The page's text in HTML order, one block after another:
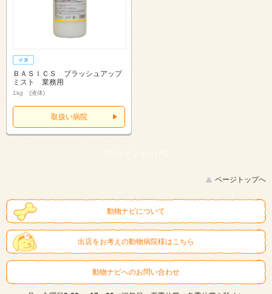
ＢＡＳＩＣＳ ブラッシュアップ
ミスト 業務用
1kg (液体)
取扱い病院
スマートフォン | PC
ページトップへ
動物ナビについて
出店をお考えの動物病院様はこちら
動物ナビへのお問い合わせ